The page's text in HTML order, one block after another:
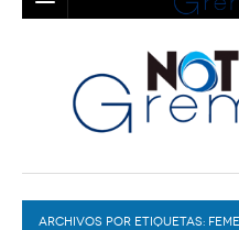
LAGUNA
TORREÓN
GÓMEZ PALACIO
LERDO
COAHUILA
DURANGO
DEPORTES
ARCHIVOS POR ETIQUETAS: